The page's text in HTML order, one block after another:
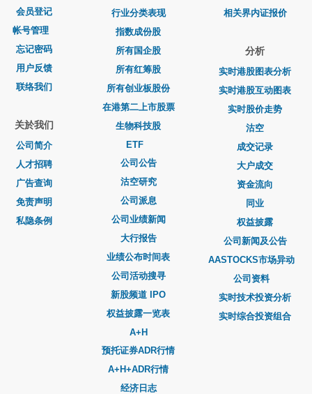
会员登记
帐号管理
忘记密码
用户反馈
联络我们
关於我们
公司简介
人才招聘
广告查询
免责声明
私隐条例
行业分类表现
指数成份股
所有国企股
所有红筹股
所有创业板股份
在港第二上市股票
生物科技股
ETF
公司公告
沽空研究
公司派息
公司业绩新闻
大行报告
业绩公布时间表
公司活动搜寻
新股频道 IPO
权益披露一览表
A+H
预托证券ADR行情
A+H+ADR行情
经济日志
相关界内证报价
分析
实时港股图表分析
实时港股互动图表
实时股价走势
沽空
成交记录
大户成交
资金流向
同业
权益披露
公司新闻及公告
AASTOCKS市场异动
公司资料
实时技术投资分析
实时综合投资组合